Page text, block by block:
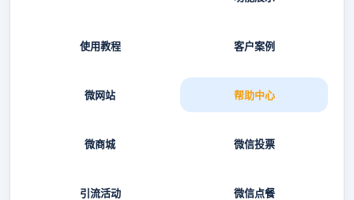
使用教程 客户案例
微网站 帮助中心
微商城 微信投票
引流活动 微信点餐